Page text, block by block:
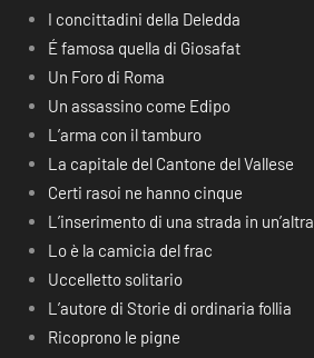
I concittadini della Deledda
É famosa quella di Giosafat
Un Foro di Roma
Un assassino come Edipo
L’arma con il tamburo
La capitale del Cantone del Vallese
Certi rasoi ne hanno cinque
L’inserimento di una strada in un’altra
Lo è la camicia del frac
Uccelletto solitario
L’autore di Storie di ordinaria follia
Ricoprono le pigne